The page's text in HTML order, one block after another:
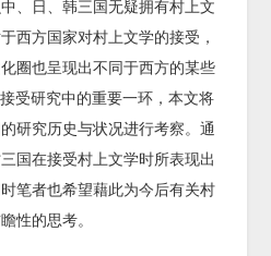
、日、韩三国无疑拥有村上文
西方国家对村上文学的接受，
圈也呈现出不同于西方的某些
受研究中的重要一环，本文将
研究历史与状况进行考察。通
国在接受村上文学时所表现出
笔者也希望藉此为今后有关村
性的思考。